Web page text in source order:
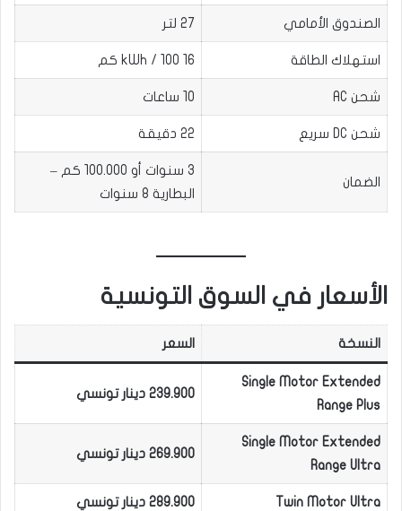
الصندوق الأمامي 27 لتر
استهلاك الطاقة 16 kWh / 100 كم
شحن AC 10 ساعات
شحن DC سريع 22 دقيقة
الضمان
3 سنوات أو 100.000 كم –
البطارية 8 سنوات
الأسعار في السوق التونسية
النسخة السعر
Single Motor Extended
Range Plus
239.900 دينار تونسي
Single Motor Extended
Range Ultra
269.900 دينار تونسي
Twin Motor Ultra 289.900 دينار تونسي